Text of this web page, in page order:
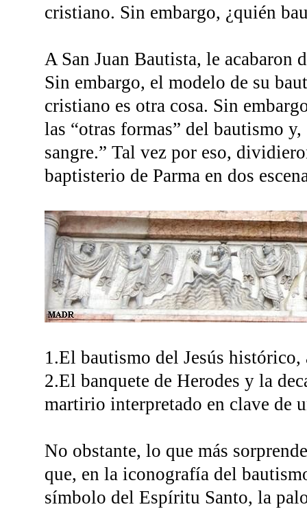
cristiano. Sin embargo, ¿quién
A San Juan Bautista, le acabaron
Sin embargo, el modelo de su
cristiano es otra cosa. Sin
las “otras formas” del bautismo
sangre.” Tal vez por eso,
baptisterio de Parma en dos
1.El bautismo del Jesús
2.El banquete de Herodes y la
martirio interpretado en clave de
No obstante, lo que más
que, en la iconografía del
símbolo del Espíritu Santo, la